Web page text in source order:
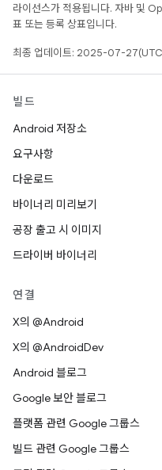
라이선스가 적용됩니다. 자바 및
표 또는 등록 상표입니다.
최종 업데이트: 2025-07-
빌드
Android 저장소
요구사항
다운로드
바이너리 미리보기
공장 출고 시 이미지
드라이버 바이너리
연결
X의 @Android
X의 @AndroidDev
Android 블로그
Google 보안 블로그
플랫폼 관련 Google 그룹스
빌드 관련 Google 그룹스